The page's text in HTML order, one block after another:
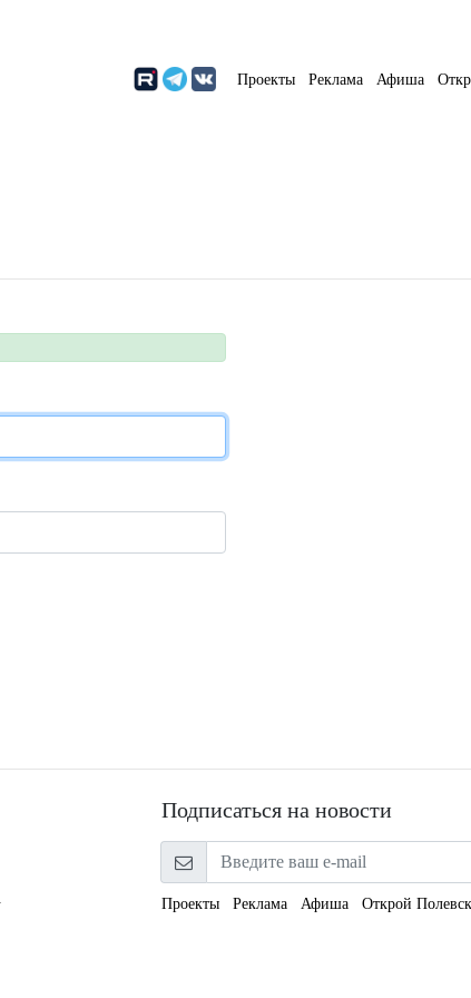
Проекты Реклама Афиша
Подписаться на новости
Проекты Реклама Афиша Открой